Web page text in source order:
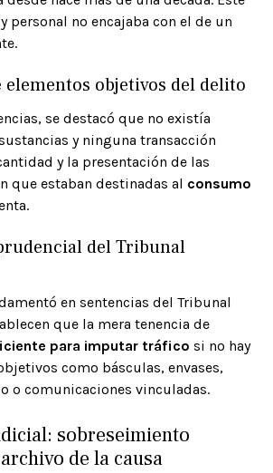
personal no encajaba con el de un
elementos objetivos del delito
se destacó que no existía
y ninguna transacción
y la presentación de las
que estaban destinadas al consumo
del Tribunal
en sentencias del Tribunal
que la mera tenencia de
para imputar tráfico si no hay
como básculas, envases,
o comunicaciones vinculadas.
sobreseimiento
de la causa